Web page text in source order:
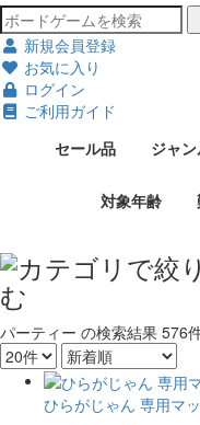
新規会員登録
お気に入り
ログイン
ご利用ガイド
セール品
ジャ
対象年齢
む
パーティー の検索結果 576
ひらがじゃん 専用マ